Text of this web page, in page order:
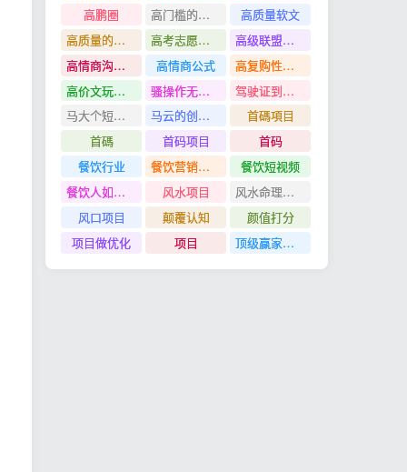
高鹏圈
高门槛的生意
高质量软文
高质量的问答和知识分享
高考志愿填报
高级联盟营销教程
高情商沟通管理课
高情商公式
高复购性行业
高价文玩众筹分红项目
骚操作无脑裂变
驾驶证到期换证
马大个短视频投放课
马云的创业故事
首碼項目
首碼
首码项目
首码
餐饮行业
餐饮营销管理特训班
餐饮短视频
餐饮人如何用团购给门店拓客
风水项目
风水命理项目
风口项目
颠覆认知
颜值打分
项目做优化
项目 顶级赢家思维